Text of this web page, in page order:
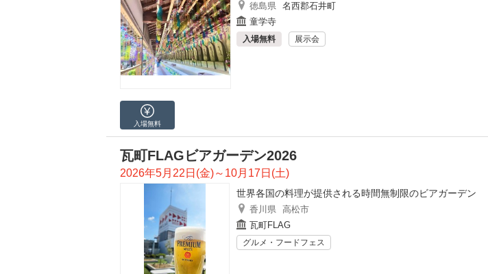
徳島県 名西郡石井町
童学寺
入場無料 展示会
入場無料
瓦町FLAGビアガーデン2026
2026年5月22日(金)～10月17日(土)
世界各国の料理が提供される時間無制限のビアガーデン
香川県 高松市
瓦町FLAG
グルメ・フードフェス